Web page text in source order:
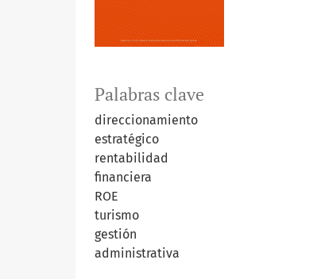
Palabras clave
direccionamiento
estratégico
rentabilidad
financiera
ROE
turismo
gestión
administrativa